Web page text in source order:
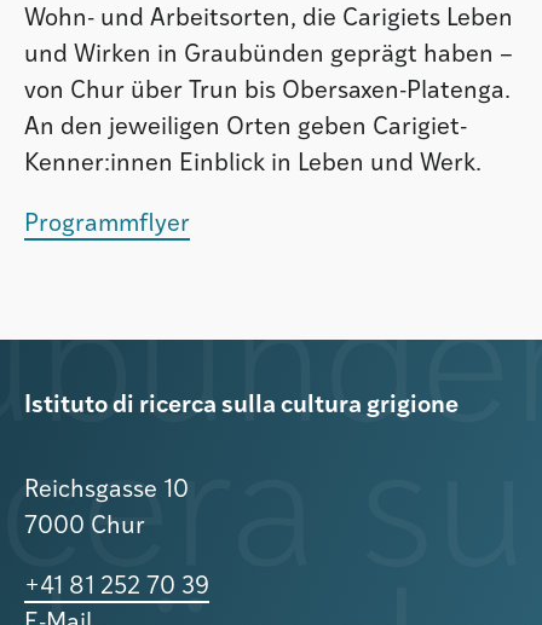
Atlas GR
Wohn- und Arbeitsorten, die Carigiets Leben
und Wirken in Graubünden geprägt haben –
von Chur über Trun bis Obersaxen-Platenga.
An den jeweiligen Orten geben Carigiet-
Kenner:innen Einblick in Leben und Werk.
Programmflyer
Istituto di ricerca sulla cultura grigione
Reichsgasse 10
7000 Chur
+41 81 252 70 39